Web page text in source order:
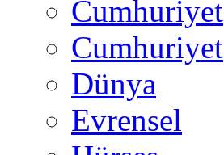
Cumhuriyet
Cumhuriyet
Dünya
Evrensel